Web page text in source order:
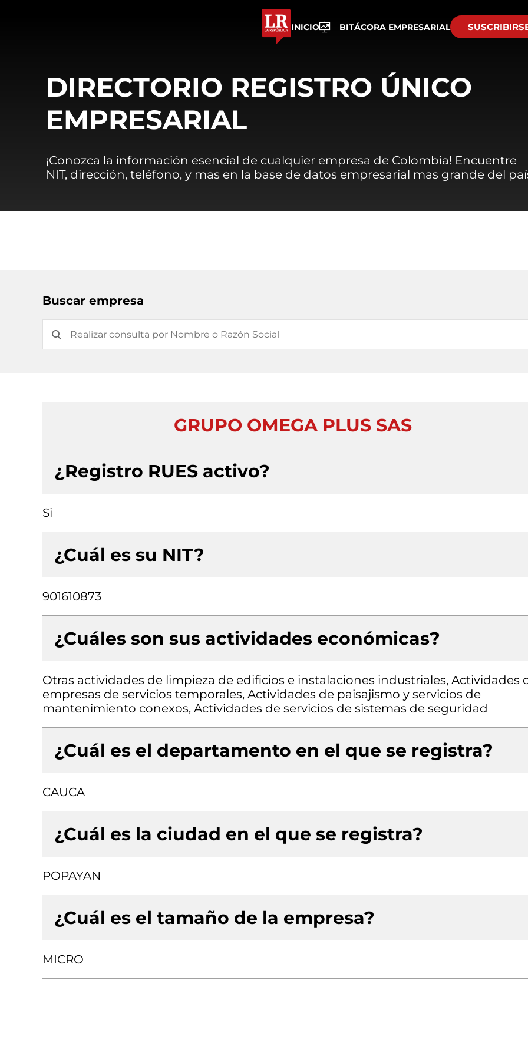
INICIO BITÁCORA EMPRESARIAL
DIRECTORIO REGISTRO ÚNICO
EMPRESARIAL
¡Conozca la información esencial de cualquier empresa de Colombia! Encuentre
NIT, dirección, teléfono, y mas en la base de datos empresarial mas grande del
Buscar empresa
GRUPO OMEGA PLUS SAS
¿Registro RUES activo?
Si
¿Cuál es su NIT?
901610873
¿Cuáles son sus actividades económicas?
Otras actividades de limpieza de edificios e instalaciones industriales, Actividades
empresas de servicios temporales, Actividades de paisajismo y servicios de
mantenimiento conexos, Actividades de servicios de sistemas de seguridad
¿Cuál es el departamento en el que se registra?
CAUCA
¿Cuál es la ciudad en el que se registra?
POPAYAN
¿Cuál es el tamaño de la empresa?
MICRO